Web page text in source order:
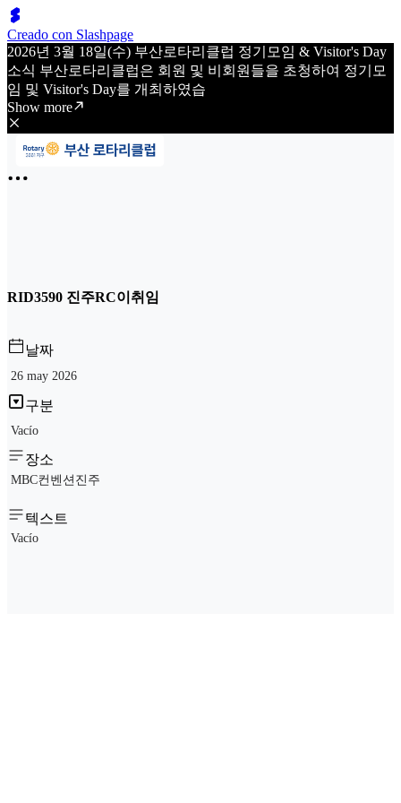
Creado con Slashpage
2026년 3월 18일(수) 부산로타리클럽 정기모임 & Visitor's Day
소식 부산로타리클럽은 회원 및 비회원들을 초청하여 정기모
임 및 Visitor's Day를 개최하였습
Show more
RID3590 진주RC이취임
날짜
26 may 2026
구분
Vacío
장소
MBC컨벤션진주
텍스트
Vacío